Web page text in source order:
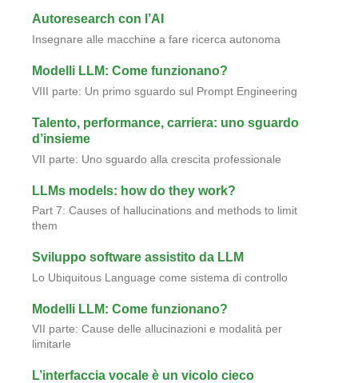
Autoresearch con l’AI
Insegnare alle macchine a fare ricerca autonoma
Modelli LLM: Come funzionano?
VIII parte: Un primo sguardo sul Prompt Engineering
Talento, performance, carriera: uno sguardo
d’insieme
VII parte: Uno sguardo alla crescita professionale
LLMs models: how do they work?
Part 7: Causes of hallucinations and methods to limit
them
Sviluppo software assistito da LLM
Lo Ubiquitous Language come sistema di controllo
Modelli LLM: Come funzionano?
VII parte: Cause delle allucinazioni e modalità per
limitarle
L’interfaccia vocale è un vicolo cieco